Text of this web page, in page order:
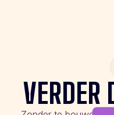
VERDER